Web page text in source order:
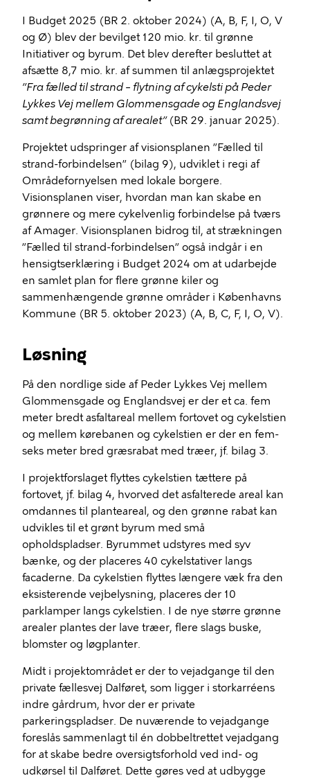
I Budget 2025 (BR 2. oktober 2024) (A, B, F, I, O, V
og Ø) blev der bevilget 120 mio. kr. til grønne
Initiativer og byrum. Det blev derefter besluttet at
afsætte 8,7 mio. kr. af summen til anlægsprojektet
”Fra fælled til strand – flytning af cykelsti på Peder
Lykkes Vej mellem Glommensgade og Englandsvej
samt begrønning af arealet” (BR 29. januar 2025).
Projektet udspringer af visionsplanen ”Fælled til
strand-forbindelsen” (bilag 9), udviklet i regi af
Områdefornyelsen med lokale borgere.
Visionsplanen viser, hvordan man kan skabe en
grønnere og mere cykelvenlig forbindelse på tværs
af Amager. Visionsplanen bidrog til, at strækningen
”Fælled til strand-forbindelsen” også indgår i en
hensigtserklæring i Budget 2024 om at udarbejde
en samlet plan for flere grønne kiler og
sammenhængende grønne områder i Københavns
Kommune (BR 5. oktober 2023) (A, B, C, F, I, O, V).
Løsning
På den nordlige side af Peder Lykkes Vej mellem
Glommensgade og Englandsvej er der et ca. fem
meter bredt asfaltareal mellem fortovet og cykelstien
og mellem kørebanen og cykelstien er der en fem-
seks meter bred græsrabat med træer, jf. bilag 3.
I projektforslaget flyttes cykelstien tættere på
fortovet, jf. bilag 4, hvorved det asfalterede areal kan
omdannes til planteareal, og den grønne rabat kan
udvikles til et grønt byrum med små
opholdspladser. Byrummet udstyres med syv
bænke, og der placeres 40 cykelstativer langs
facaderne. Da cykelstien flyttes længere væk fra den
eksisterende vejbelysning, placeres der 10
parklamper langs cykelstien. I de nye større grønne
arealer plantes der lave træer, flere slags buske,
blomster og løgplanter.
Midt i projektområdet er der to vejadgange til den
private fællesvej Dalføret, som ligger i storkarréens
indre gårdrum, hvor der er private
parkeringspladser. De nuværende to vejadgange
foreslås sammenlagt til én dobbeltrettet vejadgang
for at skabe bedre oversigtsforhold ved ind- og
udkørsel til Dalføret. Dette gøres ved at udbygge